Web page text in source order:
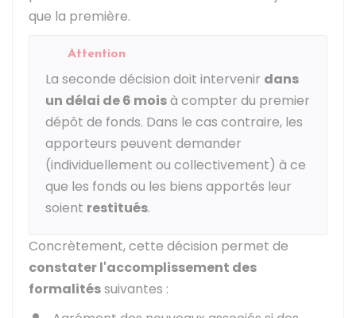
que la première.
Attention
La seconde décision doit intervenir dans
un délai de 6 moisà compter du premier
dépôt de fonds. Dans le cas contraire, les
apporteurs peuvent demander
(individuellement ou collectivement) à ce
que les fonds ou les biens apportés leur
soient restitués.
Concrètement, cette décision permet de
constater l'accomplissement des
formalitéssuivantes :